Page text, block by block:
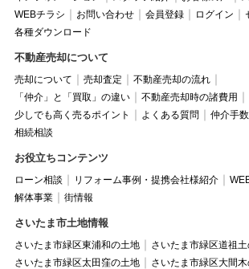
WEBチラシ
お問い合わせ 会員登録 ログイン
各種ダウンロード
不動産売却について
売却について 売却査定
不動産売却の流れ
「仲介」と「買取」の違い
不動産売却時の諸費用
少しでも高く売るポイント
よくある質問
仲介手
相続相談
お役立ちコンテンツ
ローン相談 リフォーム事例・提携会社様紹介
解体事業
街情報
さいたま市土地情報
さいたま市緑区東浦和の土地
さいたま市緑区道祖
さいたま市緑区太田窪の土地
さいたま市緑区大間